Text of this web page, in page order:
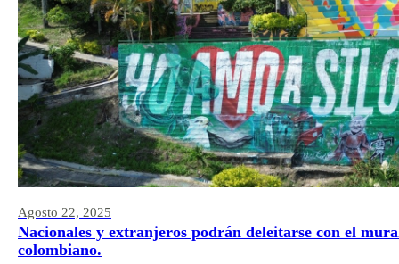
Agosto 22, 2025
Nacionales y extranjeros podrán deleitarse con el
colombiano.